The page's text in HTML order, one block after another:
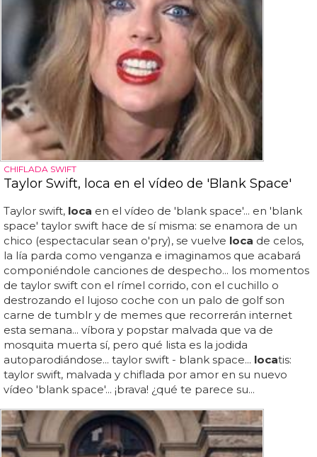
CHIFLADA SWIFT
Taylor Swift, loca en el vídeo de 'Blank Space'
Taylor swift, loca en el vídeo de 'blank space'... en 'blank
space' taylor swift hace de sí misma: se enamora de un
chico (espectacular sean o'pry), se vuelve loca de celos,
la lía parda como venganza e imaginamos que acabará
componiéndole canciones de despecho... los momentos
de taylor swift con el rímel corrido, con el cuchillo o
destrozando el lujoso coche con un palo de golf son
carne de tumblr y de memes que recorrerán internet
esta semana... víbora y popstar malvada que va de
mosquita muerta sí, pero qué lista es la jodida
autoparodiándose... taylor swift - blank space... locatis:
taylor swift, malvada y chiflada por amor en su nuevo
vídeo 'blank space'... ¡brava! ¿qué te parece su...